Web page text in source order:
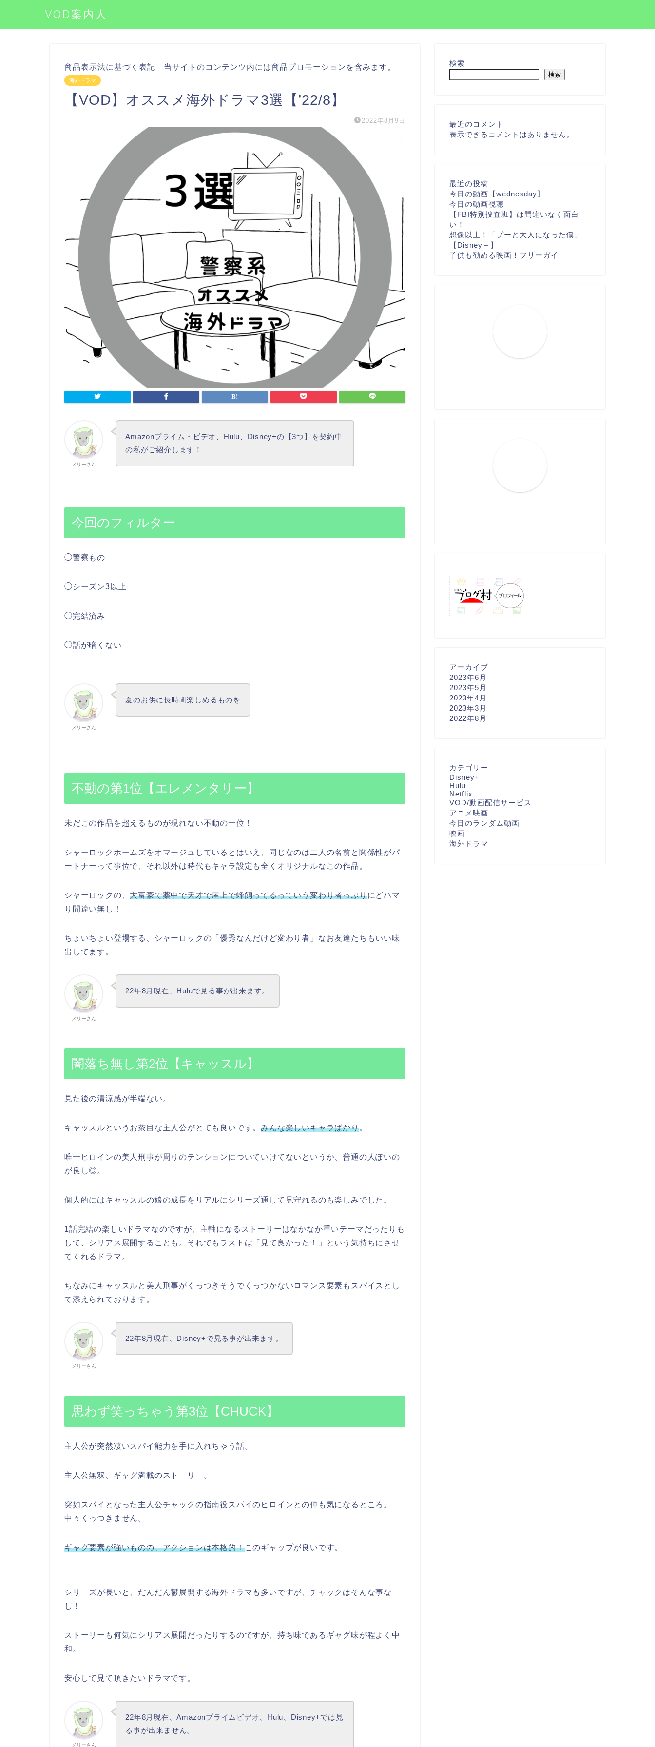
VOD案内人
商品表示法に基づく表記 当サイトのコンテンツ内には商品プロモーションを含みます。
海外ドラマ
【VOD】オススメ海外ドラマ3選【’22/8】
2022年8月9日
メリーさん
Amazonプライム・ビデオ、Hulu、Disney+の【3つ】を契約中
の私がご紹介します！
今回のフィルター
◯警察もの
◯シーズン3以上
◯完結済み
◯話が暗くない
メリーさん
夏のお供に長時間楽しめるものを
不動の第1位【エレメンタリー】
未だこの作品を超えるものが現れない不動の一位！
シャーロックホームズをオマージュしているとはいえ、同じなのは二人の名前と関係性がパ
ートナーって事位で、それ以外は時代もキャラ設定も全くオリジナルなこの作品。
シャーロックの、大富豪で薬中で天才で屋上で蜂飼ってるっていう変わり者っぷりにどハマ
り間違い無し！
ちょいちょい登場する、シャーロックの「優秀なんだけど変わり者」なお友達たちもいい味
出してます。
メリーさん
22年8月現在、Huluで見る事が出来ます。
闇落ち無し第2位【キャッスル】
見た後の清涼感が半端ない。
キャッスルというお茶目な主人公がとても良いです。みんな楽しいキャラばかり。
唯一ヒロインの美人刑事が周りのテンションについていけてない というか、普通の人ぽいの
が良し◎。
個人的にはキャッスルの娘の成長をリアルにシリーズ通して見守れるのも楽しみでした。
1話完結の楽しいドラマなのですが、主軸になるストーリーはなかなか重いテーマだったりも
して、シリアス展開することも。それでもラストは「見て良かった！」という気持ちにさせ
てくれるドラマ。
ちなみにキャッスルと美人刑事がくっつきそうでくっつかないロマンス要素もスパイスとし
て添えられております。
メリーさん
22年8月現在、Disney+で見る事が出来ます。
思わず笑っちゃう第3位【CHUCK】
主人公が突然凄いスパイ能力を手に入れちゃう 話。
主人公無双、ギャグ満載のストーリー。
突如スパイとなった主人公チャックの指南役スパイのヒロインとの仲も気になるところ。
中々くっつきません。
ギャグ要素が強いものの、アクションは本格的！このギャップが良いです。
シリーズが長いと、だんだん鬱展開する海外ドラマも多いですが、チャックはそんな事な
し！
ストーリーも何気にシリアス展開だったりするのですが、持ち味であるギャグ味が程よく中
和。
安心して見て頂きたいドラマです。
メリーさん
22年8月現在、Amazonプライムビデオ、Hulu、Disney+では見
る事が出来ません。
検索
検索
最近のコメント
表示できるコメントはありません。
最近の投稿
今日の動画【wednesday】
今日の動画視聴
【FBI特別捜査班】は間違いなく面白
い！
想像以上！「プーと大人になった僕」
【Disney＋】
子供も勧める映画！フリーガイ
アーカイブ
2023年6月
2023年5月
2023年4月
2023年3月
2022年8月
カテゴリー
Disney+
Hulu
Netflix
VOD/動画配信サービス
アニメ映画
今日のランダム動画
映画
海外ドラマ